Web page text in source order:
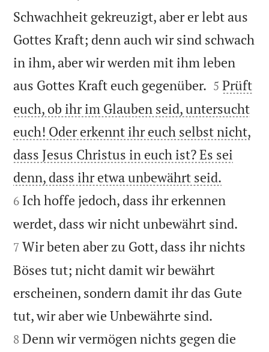
Schwachheit gekreuzigt, aber er lebt aus
Gottes Kraft; denn auch wir sind schwach
in ihm, aber wir werden mit ihm leben
aus Gottes Kraft euch gegenüber. 

5 Prüft
euch, ob ihr im Glauben seid, untersucht
euch! Oder erkennt ihr euch selbst nicht,
dass Jesus Christus in euch ist? Es sei
denn, dass ihr etwa unbewährt seid.
6 Ich hoffe jedoch, dass ihr erkennen
werdet, dass wir nicht unbewährt sind.
7 Wir beten aber zu Gott, dass ihr nichts
Böses tut; nicht damit wir bewährt
erscheinen, sondern damit ihr das Gute
tut, wir aber wie Unbewährte sind.
8 Denn wir vermögen nichts gegen die